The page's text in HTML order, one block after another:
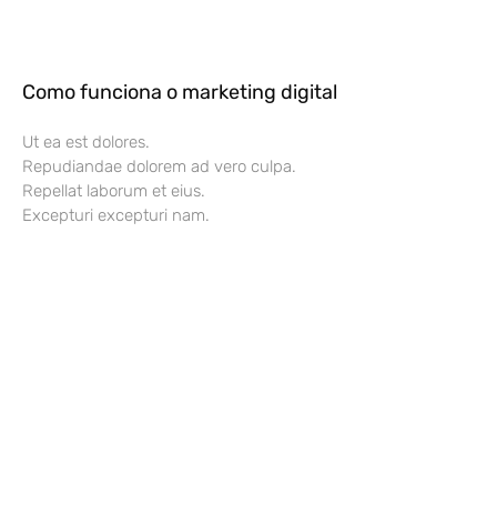
Como funciona o marketing digital
Ut ea est dolores.
Repudiandae dolorem ad vero culpa.
Repellat laborum et eius.
Excepturi excepturi nam.